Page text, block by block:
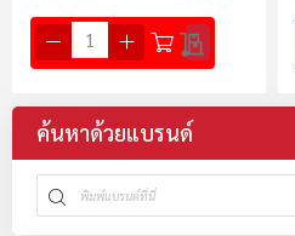
ค้นหาด้วยแบรนด์